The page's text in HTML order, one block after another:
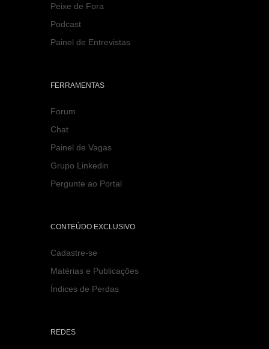
Peixe de Fora
Podcast
Painel de Entrevistas
FERRAMENTAS
Forum
Chat
Painel de Vagas
Grupo Linkedin
Pergunte ao Portal
CONTEÚDO EXCLUSIVO
Cadastre-se
Matérias e Publicações
Índices de Perdas
REDES